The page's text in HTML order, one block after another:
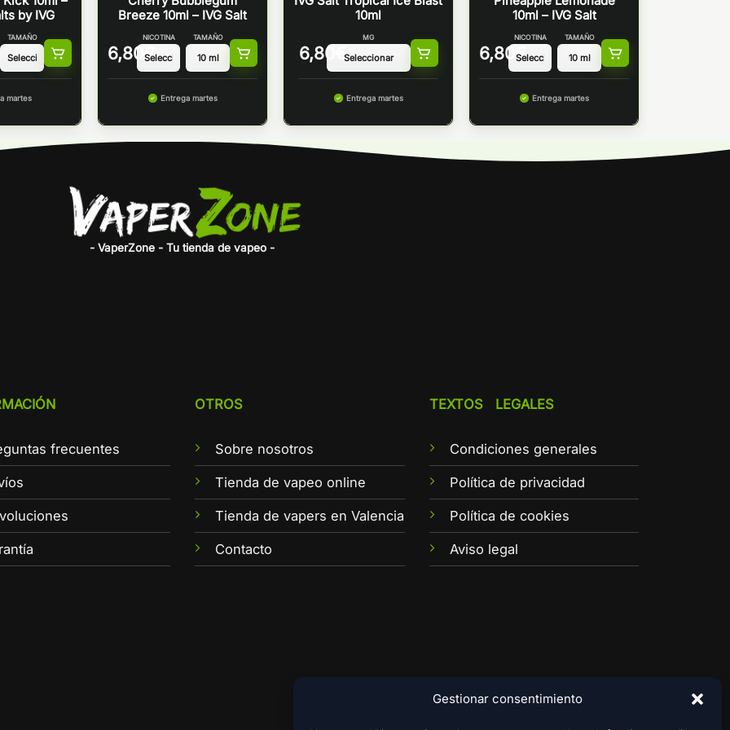
Gestionar consentimiento
by IVG
TAMAÑO
martes
Breeze 10ml – IVG Salt
6,80 €
NICOTINA TAMAÑO
Entrega martes
10ml
6,80 €
MG
Entrega martes
10ml – IVG Salt
6,80 €
NICOTINA TAMAÑO
Entrega martes
- VaperZone - Tu tienda de vapeo -
frecuentes
OTROS
Sobre nosotros
Tienda de vapeo online
Tienda de vapers en Valencia
Contacto
TEXTOS LEGALES
Condiciones generales
Política de privacidad
Política de cookies
Aviso legal